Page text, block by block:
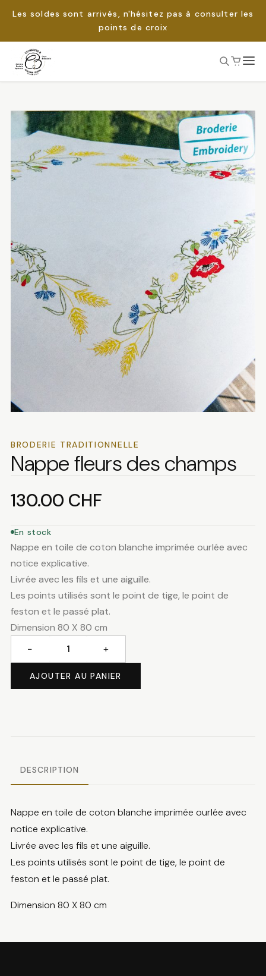
Les soldes sont arrivés, n'hésitez pas à consulter les
points de croix
Passer
BRODERIE TRADITIONNELLE
Nappe fleurs des champs
130.00 CHF
En stock
Nappe en toile de coton blanche imprimée ourlée avec
notice explicative.
Livrée avec les fils et une aiguille.
Les points utilisés sont le point de tige, le point de
feston et le passé plat.
Dimension 80 X 80 cm
Nappe
champs
− +
AJOUTER AU PANIER
DESCRIPTION
Nappe en toile de coton blanche imprimée ourlée avec
notice explicative.
Livrée avec les fils et une aiguille.
Les points utilisés sont le point de tige, le point de
feston et le passé plat.
Dimension 80 X 80 cm